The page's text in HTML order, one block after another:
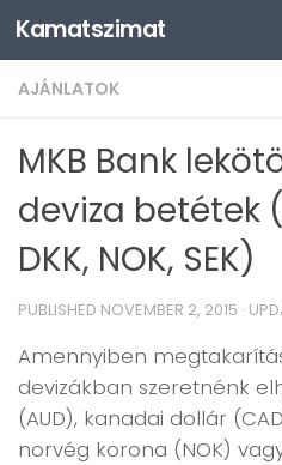
Skip to content
Kamatszimat
AJÁNLATOK
MKB Bank
deviza betétek
DKK, NOK, SEK)
PUBLISHED NOVEMBER 2, 2015 ·
Amennyiben
devizákban szeretnénk
(AUD), kanadai dollár
norvég korona (NOK)